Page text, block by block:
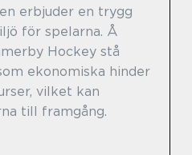
erbjuder en trygg
för spelarna. Å
Hockey stå
ekonomiska hinder
vilket kan
till framgång.